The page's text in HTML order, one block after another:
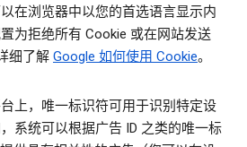
在浏览器中以您的首选语言显示内
为拒绝所有 Cookie 或在网站发送
细了解 Google 如何使用 Cookie。
上，唯一标识符可用于识别特定设
系统可以根据广告 ID 之类的唯一标